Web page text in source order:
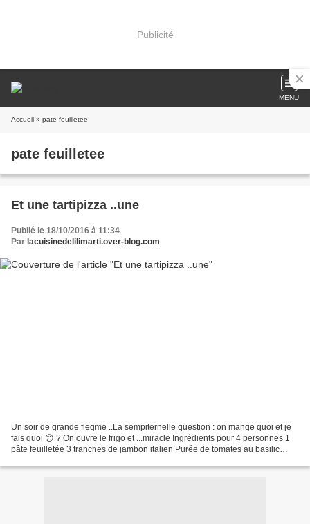
Publicité
MENU
Accueil » pate feuilletee
pate feuilletee
Et une tartipizza ..une
Publié le 18/10/2016 à 11:34
Par lacuisinedelilimarti.over-blog.com
Un soir de grande flegme ..La sempiternelle question : on mange quoi et je
fais quoi 😊 ? On ouvre le frigo et ...miracle Ingrédients pour 4 personnes 1
pâte feuilletée 3 tranches de jambon italien Purée de tomates au basilic